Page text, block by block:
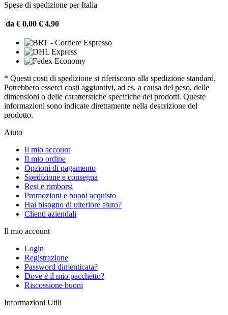
Spese di spedizione per Italia
da € 0,00 € 4,90
* Questi costi di spedizione si riferiscono alla spedizione standard.
Potrebbero esserci costi aggiuntivi, ad es. a causa del peso, delle
dimensioni o delle caratterstiche specifiche dei prodotti. Queste
informazioni sono indicate direttamente nella descrizione del
prodotto.
Aiuto
Il mio account
Il mio ordine
Opzioni di pagamento
Spedizione e consegna
Resi e rimborsi
Promozioni e buoni acquisto
Hai bisogno di ulteriore aiuto?
Clienti aziendali
Il mio account
Login
Registrazione
Password dimenticata?
Dove è il mio pacchetto?
Riscossione buoni
Informazioni Utili